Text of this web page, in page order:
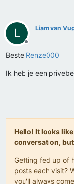
L
Offline
Liam van
Beste Renze000
Ik heb je een
Hello! It looks
conversation,
Getting fed up of
posts each visit?
you'll always